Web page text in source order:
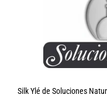
Silk Ylé de Soluciones